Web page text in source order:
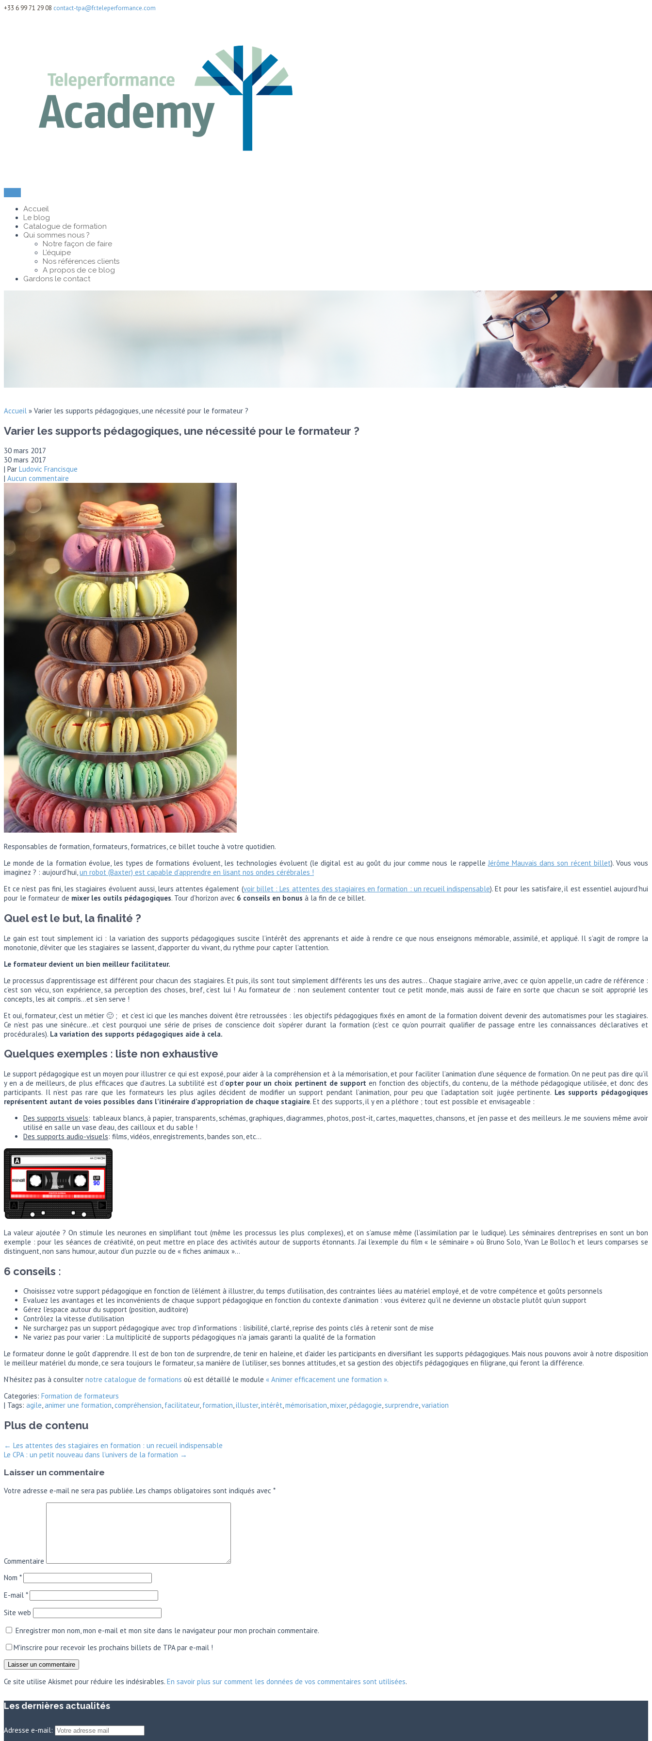
+33 6 99 71 29 08 contact-tpa@fr.teleperformance.com
Accueil
Le blog
Catalogue de formation
Qui sommes nous ?
Notre façon de faire
L’équipe
Nos références clients
A propos de ce blog
Gardons le contact
Accueil » Varier les supports pédagogiques, une nécessité pour le formateur ?
Varier les supports pédagogiques, une nécessité pour le formateur ?
30 mars 2017
30 mars 2017
| Par Ludovic Francisque
| Aucun commentaire
Responsables de formation, formateurs, formatrices, ce billet touche à votre quotidien.
Le monde de la formation évolue, les types de formations évoluent, les technologies évoluent (le digital est au goût du jour comme nous le rappelleJérôme Mauvais dans son récent billet). Vous vous
imaginez ? : aujourd’hui,un robot (Baxter) est capable d’apprendre en lisant nos ondes cérébrales !
Et ce n’est pas fini, les stagiaires évoluent aussi, leurs attentes également (voir billet : Les attentes des stagiaires en formation : un recueil indispensable). Et pour les satisfaire, il est essentiel aujourd’hui
pour le formateur de mixer les outils pédagogiques. Tour d’horizon avec 6 conseils en bonus à la fin de ce billet.
Quel est le but, la finalité ?
Le gain est tout simplement ici : la variation des supports pédagogiques suscite l’intérêt des apprenants et aide à rendre ce que nous enseignons mémorable, assimilé, et appliqué. Il s’agit de rompre la
monotonie, d’éviter que les stagiaires se lassent, d’apporter du vivant, du rythme pour capter l’attention.
Le formateur devient un bien meilleur facilitateur.
Le processus d’apprentissage est différent pour chacun des stagiaires. Et puis, ils sont tout simplement différents les uns des autres… Chaque stagiaire arrive, avec ce qu’on appelle, un cadre de référence :
c’est son vécu, son expérience, sa perception des choses, bref, c’est lui ! Au formateur de : non seulement contenter tout ce petit monde, mais aussi de faire en sorte que chacun se soit approprié les
concepts, les ait compris…et s’en serve !
Et oui, formateur, c’est un métier 🙂 ; et c’est ici que les manches doivent être retroussées : les objectifs pédagogiques fixés en amont de la formation doivent devenir des automatismes pour les stagiaires.
Ce n’est pas une sinécure…et c’est pourquoi une série de prises de conscience doit s’opérer durant la formation (c’est ce qu’on pourrait qualifier de passage entre les connaissances déclaratives et
procédurales). La variation des supports pédagogiques aide à cela.
Quelques exemples : liste non exhaustive
Le support pédagogique est un moyen pour illustrer ce qui est exposé, pour aider à la compréhension et à la mémorisation, et pour faciliter l’animation d’une séquence de formation. On ne peut pas dire qu’il
y en a de meilleurs, de plus efficaces que d’autres. La subtilité est d’opter pour un choix pertinent de support en fonction des objectifs, du contenu, de la méthode pédagogique utilisée, et donc des
participants. Il n’est pas rare que les formateurs les plus agiles décident de modifier un support pendant l’animation, pour peu que l’adaptation soit jugée pertinente. Les supports pédagogiques
représentent autant de voies possibles dans l’itinéraire d’appropriation de chaque stagiaire. Et des supports, il y en a pléthore ; tout est possible et envisageable :
Des supports visuels: tableaux blancs, à papier, transparents, schémas, graphiques, diagrammes, photos, post-it, cartes, maquettes, chansons, et j’en passe et des meilleurs. Je me souviens même avoir
utilisé en salle un vase d’eau, des cailloux et du sable !
Des supports audio-visuels: films, vidéos, enregistrements, bandes son, etc…
La valeur ajoutée ? On stimule les neurones en simplifiant tout (même les processus les plus complexes), et on s’amuse même (l’assimilation par le ludique). Les séminaires d’entreprises en sont un bon
exemple : pour les séances de créativité, on peut mettre en place des activités autour de supports étonnants. J’ai l’exemple du film « le séminaire » où Bruno Solo, Yvan Le Bolloc’h et leurs comparses se
distinguent, non sans humour, autour d’un puzzle ou de « fiches animaux »…
6 conseils :
Choisissez votre support pédagogique en fonction de l’élément à illustrer, du temps d’utilisation, des contraintes liées au matériel employé, et de votre compétence et goûts personnels
Evaluez les avantages et les inconvénients de chaque support pédagogique en fonction du contexte d’animation : vous éviterez qu’il ne devienne un obstacle plutôt qu’un support
Gérez l’espace autour du support (position, auditoire)
Contrôlez la vitesse d’utilisation
Ne surchargez pas un support pédagogique avec trop d’informations : lisibilité, clarté, reprise des points clés à retenir sont de mise
Ne variez pas pour varier : La multiplicité de supports pédagogiques n’a jamais garanti la qualité de la formation
Le formateur donne le goût d’apprendre. Il est de bon ton de surprendre, de tenir en haleine, et d’aider les participants en diversifiant les supports pédagogiques. Mais nous pouvons avoir à notre disposition
le meilleur matériel du monde, ce sera toujours le formateur, sa manière de l’utiliser, ses bonnes attitudes, et sa gestion des objectifs pédagogiques en filigrane, qui feront la différence.
N’hésitez pas à consulter notre catalogue de formations où est détaillé le module « Animer efficacement une formation ».
Categories: Formation de formateurs
| Tags: agile,animer une formation,compréhension, facilitateur, formation,illuster,intérêt,mémorisation,mixer,pédagogie,surprendre,variation
Plus de contenu
← Les attentes des stagiaires en formation : un recueil indispensable
Le CPA : un petit nouveau dans l’univers de la formation →
Laisser un commentaire
Votre adresse e-mail ne sera pas publiée. Les champs obligatoires sont indiqués avec *
Commentaire
Nom *
E-mail *
Site web
Enregistrer mon nom, mon e-mail et mon site dans le navigateur pour mon prochain commentaire.
M'inscrire pour recevoir les prochains billets de TPA par e-mail !
Ce site utilise Akismet pour réduire les indésirables. En savoir plus sur comment les données de vos commentaires sont utilisées.
Les dernières actualités
Adresse e-mail: